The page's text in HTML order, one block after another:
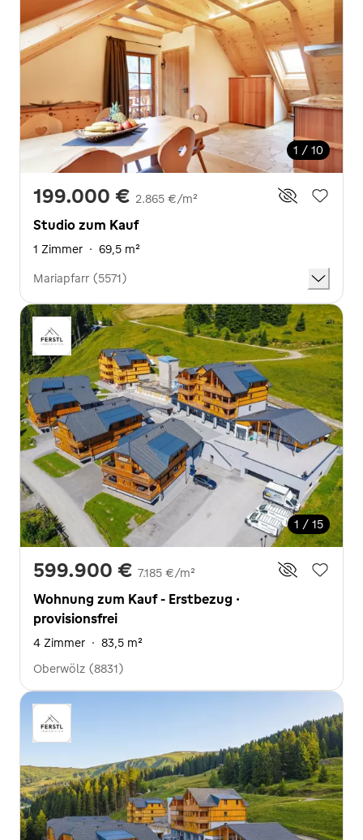
1 / 10
199.000 € 2.865 €/m²
Studio zum Kauf
1 Zimmer · 69,5 m²
Mariapfarr (5571)
1 / 15
599.900 € 7.185 €/m²
Wohnung zum Kauf - Erstbezug ·
provisionsfrei
4 Zimmer · 83,5 m²
Oberwölz (8831)